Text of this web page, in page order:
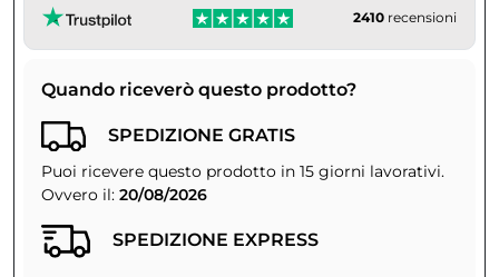
2410 recensioni
Quando riceverò questo prodotto?
SPEDIZIONE GRATIS
Puoi ricevere questo prodotto in 15 giorni lavorativi.
Ovvero il: 20/08/2026
SPEDIZIONE EXPRESS